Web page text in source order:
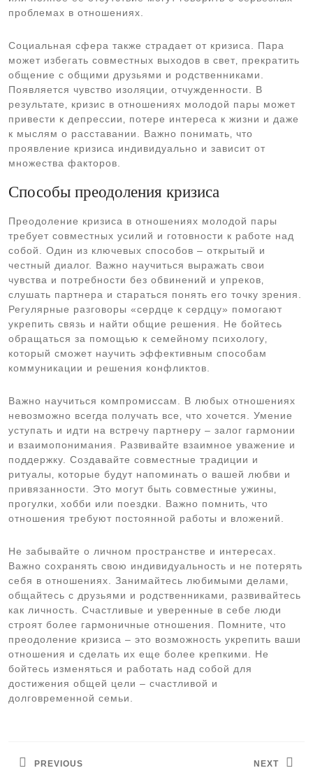
проблемах в отношениях.
Социальная сфера также страдает от кризиса. Пара
может избегать совместных выходов в свет‚ прекратить
общение с общими друзьями и родственниками.
Появляется чувство изоляции‚ отчужденности. В
результате‚ кризис в отношениях молодой пары может
привести к депрессии‚ потере интереса к жизни и даже
к мыслям о расставании. Важно понимать‚ что
проявление кризиса индивидуально и зависит от
множества факторов.
Способы преодоления кризиса
Преодоление кризиса в отношениях молодой пары
требует совместных усилий и готовности к работе над
собой. Один из ключевых способов – открытый и
честный диалог. Важно научиться выражать свои
чувства и потребности без обвинений и упреков‚
слушать партнера и стараться понять его точку зрения.
Регулярные разговоры «сердце к сердцу» помогают
укрепить связь и найти общие решения. Не бойтесь
обращаться за помощью к семейному психологу‚
который сможет научить эффективным способам
коммуникации и решения конфликтов.
Важно научиться компромиссам. В любых отношениях
невозможно всегда получать все‚ что хочется. Умение
уступать и идти на встречу партнеру – залог гармонии
и взаимопонимания. Развивайте взаимное уважение и
поддержку. Создавайте совместные традиции и
ритуалы‚ которые будут напоминать о вашей любви и
привязанности. Это могут быть совместные ужины‚
прогулки‚ хобби или поездки. Важно помнить‚ что
отношения требуют постоянной работы и вложений.
Не забывайте о личном пространстве и интересах.
Важно сохранять свою индивидуальность и не потерять
себя в отношениях. Занимайтесь любимыми делами‚
общайтесь с друзьями и родственниками‚ развивайтесь
как личность. Счастливые и уверенные в себе люди
строят более гармоничные отношения. Помните‚ что
преодоление кризиса – это возможность укрепить ваши
отношения и сделать их еще более крепкими. Не
бойтесь изменяться и работать над собой для
достижения общей цели – счастливой и
долговременной семьи.
PREVIOUS NEXT